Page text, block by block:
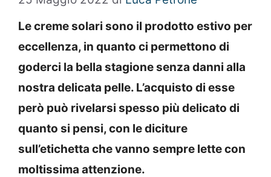
Le creme solari sono il prodotto estivo per
eccellenza, in quanto ci permettono di
goderci la bella stagione senza danni alla
nostra delicata pelle. L’acquisto di esse
però può rivelarsi spesso più delicato di
quanto si pensi, con le diciture
sull’etichetta che vanno sempre lette con
moltissima attenzione.